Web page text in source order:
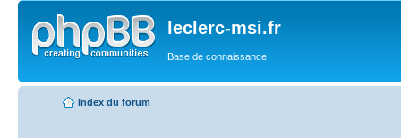
leclerc-msi.fr
Base de connaissance
Index du forum